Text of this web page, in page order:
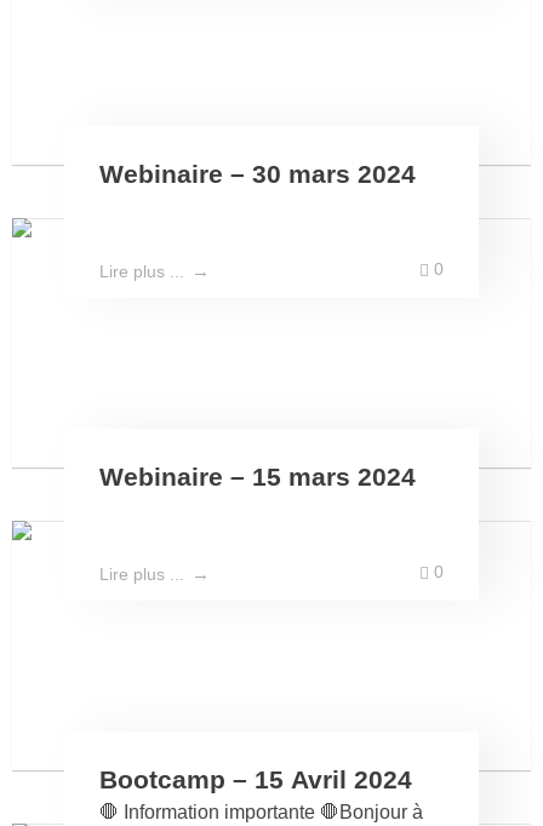
Webinaire – 30 mars 2024
Lire plus ... 0
Webinaire – 15 mars 2024
Lire plus ... 0
Bootcamp – 15 Avril 2024
🛑 Information importante 🛑Bonjour à